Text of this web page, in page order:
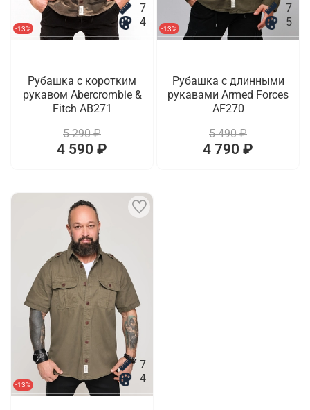
-13%
7
4
Рубашка с коротким
рукавом Abercrombie &
Fitch AB271
5 290 ₽
4 590 ₽
-13%
7
5
Рубашка с длинными
рукавами Armed Forces
AF270
5 490 ₽
4 790 ₽
-13%
7
4